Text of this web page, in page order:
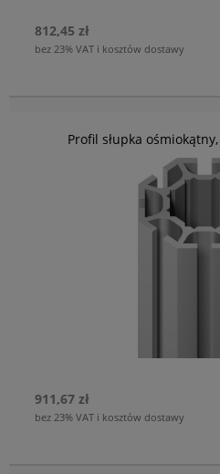
812,45 zł
bez 23% VAT i kosztów dostawy
Profil słupka
911,67 zł
bez 23% VAT i kosztów dostawy